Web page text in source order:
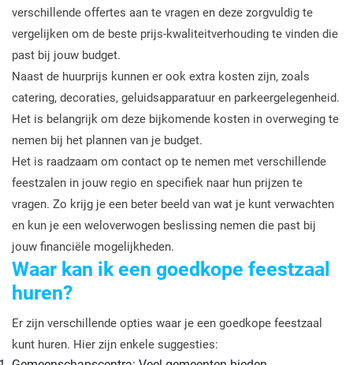
verschillende offertes aan te vragen en deze zorgvuldig te
vergelijken om de beste prijs-kwaliteitverhouding te vinden die
past bij jouw budget.
Naast de huurprijs kunnen er ook extra kosten zijn, zoals
catering, decoraties, geluidsapparatuur en parkeergelegenheid.
Het is belangrijk om deze bijkomende kosten in overweging te
nemen bij het plannen van je budget.
Het is raadzaam om contact op te nemen met verschillende
feestzalen in jouw regio en specifiek naar hun prijzen te
vragen. Zo krijg je een beter beeld van wat je kunt verwachten
en kun je een weloverwogen beslissing nemen die past bij
jouw financiële mogelijkheden.
Waar kan ik een goedkope feestzaal
huren?
Er zijn verschillende opties waar je een goedkope feestzaal
kunt huren. Hier zijn enkele suggesties: